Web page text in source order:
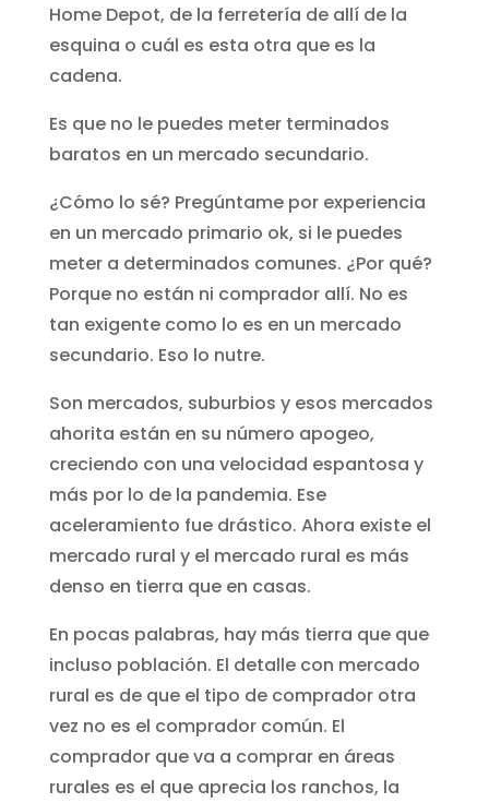
Home Depot, de la ferretería de allí de la
esquina o cuál es esta otra que es la
cadena.
Es que no le puedes meter terminados
baratos en un mercado secundario.
¿Cómo lo sé? Pregúntame por experiencia
en un mercado primario ok, si le puedes
meter a determinados comunes. ¿Por qué?
Porque no están ni comprador allí. No es
tan exigente como lo es en un mercado
secundario. Eso lo nutre.
Son mercados, suburbios y esos mercados
ahorita están en su número apogeo,
creciendo con una velocidad espantosa y
más por lo de la pandemia. Ese
aceleramiento fue drástico. Ahora existe el
mercado rural y el mercado rural es más
denso en tierra que en casas.
En pocas palabras, hay más tierra que que
incluso población. El detalle con mercado
rural es de que el tipo de comprador otra
vez no es el comprador común. El
comprador que va a comprar en áreas
rurales es el que aprecia los ranchos, la